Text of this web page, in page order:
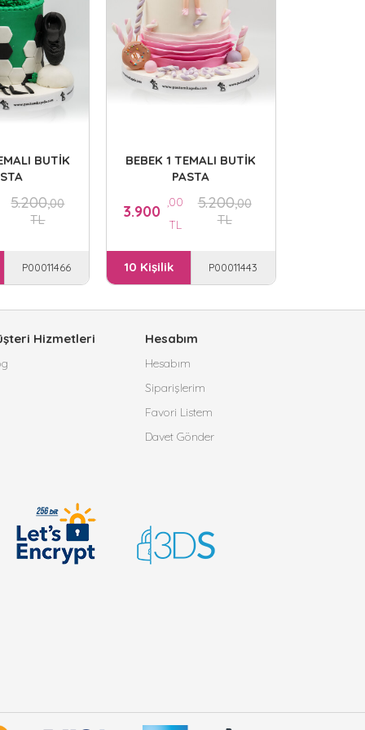
BUTİK
5.200,00
TL
P00011466
BEBEK 1 TEMALI BUTİK
PASTA
3.900 ,00
TL
5.200,00
TL
10 Kişilik P00011443
Hizmetleri Hesabım
Hesabım
Siparişlerim
Favori Listem
Davet Gönder